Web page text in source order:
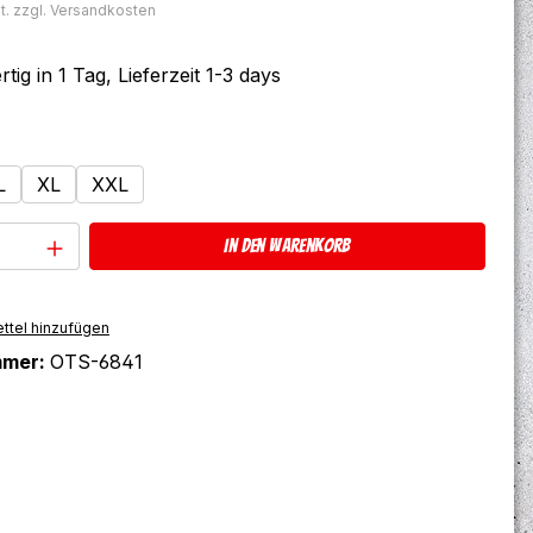
zzgl. Versandkosten
in 1 Tag, Lieferzeit 1-3 days
XL XXL
Anzahl: Gib den gewünschten Wert
In den Warenkorb
hinzufügen
OTS-6841